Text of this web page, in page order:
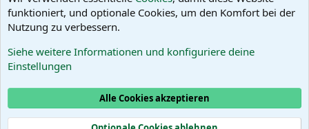
funktioniert, und optionale Cookies, um den Komfort bei der
Nutzung zu verbessern.
Siehe weitere Informationen und konfiguriere deine
Einstellungen
Alle Cookies akzeptieren